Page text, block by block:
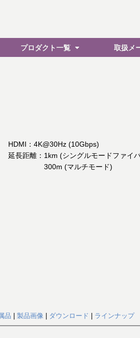
HDMI：4K@30Hz (10Gbps)
延長距離：1km (シングルモードファイ
300m (マルチモード)
品 製品画像 ダウンロード ラインナップ
プロダクト一覧 取扱メ